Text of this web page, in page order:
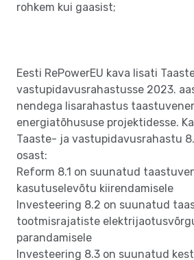
rohkem kui gaasist;
Eesti RePowerEU kava lisati
vastupidavusrahastusse 2023.
nendega lisarahastus
energiatõhususe projektidesse.
Taaste- ja vastupidavusrahastu
osast:
Reform 8.1 on suunatud
kasutuselevõtu kiirendamisele
Investeering 8.2 on suunatud
tootmisrajatiste
parandamisele
Investeering 8.3 on suunatud